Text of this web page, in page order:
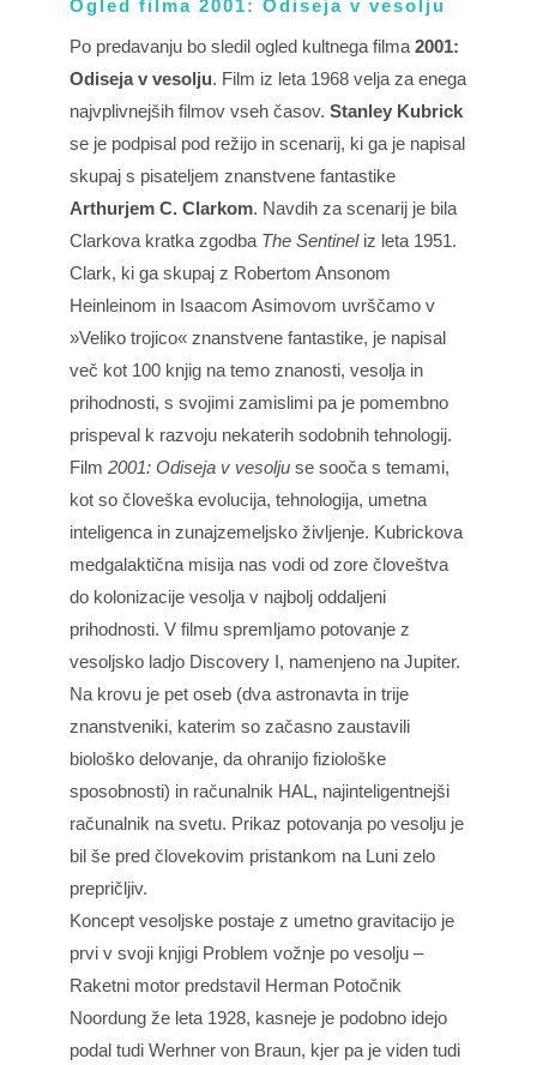
Ogled filma 2001: Odiseja v vesolju
Po predavanju bo sledil ogled kultnega filma2001:
Odiseja v vesolju. Film iz leta 1968 velja za enega
najvplivnejših filmov vseh časov.Stanley Kubrick
se je podpisal pod režijo in scenarij, ki ga je napisal
skupaj s pisateljem znanstvene fantastike
Arthurjem C. Clarkom. Navdih za scenarij je bila
Clarkova kratka zgodba The Sentineliz leta 1951.
Clark, ki ga skupaj z Robertom Ansonom
Heinleinom in Isaacom Asimovom uvrščamo v
»Veliko trojico« znanstvene fantastike, je napisal
več kot 100 knjig na temo znanosti, vesolja in
prihodnosti, s svojimi zamislimi pa je pomembno
prispeval k razvoju nekaterih sodobnih tehnologij.
Film2001: Odiseja v vesolju se sooča s temami,
kot so človeška evolucija, tehnologija, umetna
inteligenca in zunajzemeljsko življenje. Kubrickova
medgalaktična misija nas vodi od zore človeštva
do kolonizacije vesolja v najbolj oddaljeni
prihodnosti. V filmu spremljamo potovanje z
vesoljsko ladjo Discovery I, namenjeno na Jupiter.
Na krovu je pet oseb (dva astronavta in trije
znanstveniki, katerim so začasno zaustavili
biološko delovanje, da ohranijo fiziološke
sposobnosti) in računalnik HAL, najinteligentnejši
računalnik na svetu. Prikaz potovanja po vesolju je
bil še pred človekovim pristankom na Luni zelo
prepričljiv.
Koncept vesoljske postaje z umetno gravitacijo je
prvi v svoji knjigi Problem vožnje po vesolju –
Raketni motor predstavil Herman Potočnik
Noordung že leta 1928, kasneje je podobno idejo
podal tudi Werhner von Braun, kjer pa je viden tudi